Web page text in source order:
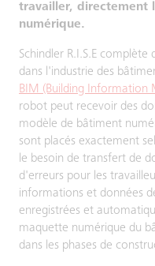
travailler, directement
numérique.
Schindler R.I.S.E
dans l'industrie des
BIM (Building Information
robot peut recevoir des
modèle de bâtiment
sont placés exactement
le besoin de transfert de
d'erreurs pour les
informations et données
enregistrées et
maquette numérique du
dans les phases de